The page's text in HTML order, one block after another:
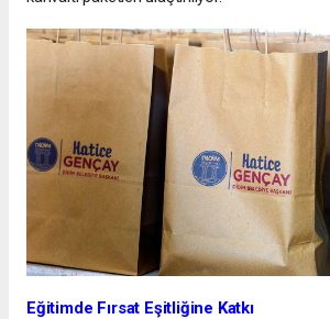
Eğitimde Fırsat Eşitliğine Katkı